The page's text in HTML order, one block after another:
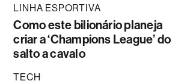
LINHA ESPORTIVA
Como este bilionário planeja
criar a ‘Champions League’ do
salto a cavalo
TECH